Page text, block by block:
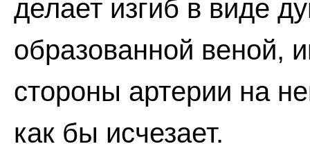
делает изгиб в виде
образованной веной,
стороны артерии на
как бы исчезает.